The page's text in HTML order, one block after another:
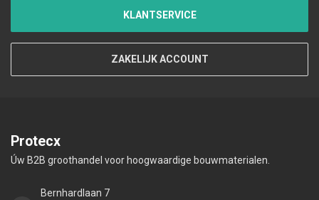
KLANTSERVICE
ZAKELIJK ACCOUNT
Protecx
Úw B2B groothandel voor hoogwaardige bouwmaterialen.
Bernhardlaan 7